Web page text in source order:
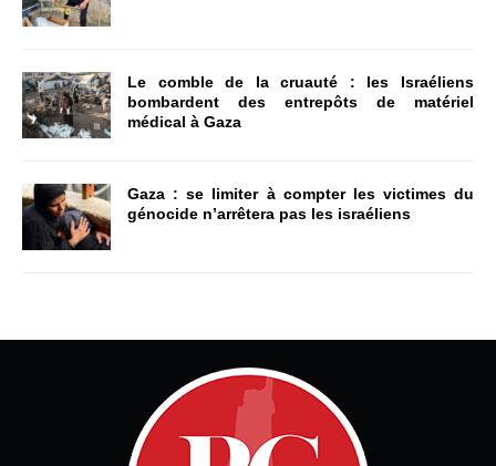
Le comble de la cruauté : les Israéliens
bombardent des entrepôts de matériel
médical à Gaza
Gaza : se limiter à compter les victimes du
génocide n’arrêtera pas les israéliens